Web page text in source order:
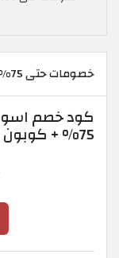
خصومات حتى 75% + كوبون إضافي 25%
75% + كوبون 25%